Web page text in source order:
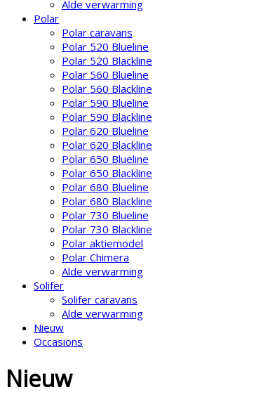
Alde verwarming
Polar
Polar caravans
Polar 520 Blueline
Polar 520 Blackline
Polar 560 Blueline
Polar 560 Blackline
Polar 590 Blueline
Polar 590 Blackline
Polar 620 Blueline
Polar 620 Blackline
Polar 650 Blueline
Polar 650 Blackline
Polar 680 Blueline
Polar 680 Blackline
Polar 730 Blueline
Polar 730 Blackline
Polar aktiemodel
Polar Chimera
Alde verwarming
Solifer
Solifer caravans
Alde verwarming
Nieuw
Occasions
Nieuw